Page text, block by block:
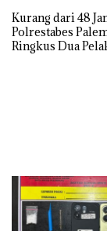
Kurang dari 48
Polrestabes
Ringkus Dua